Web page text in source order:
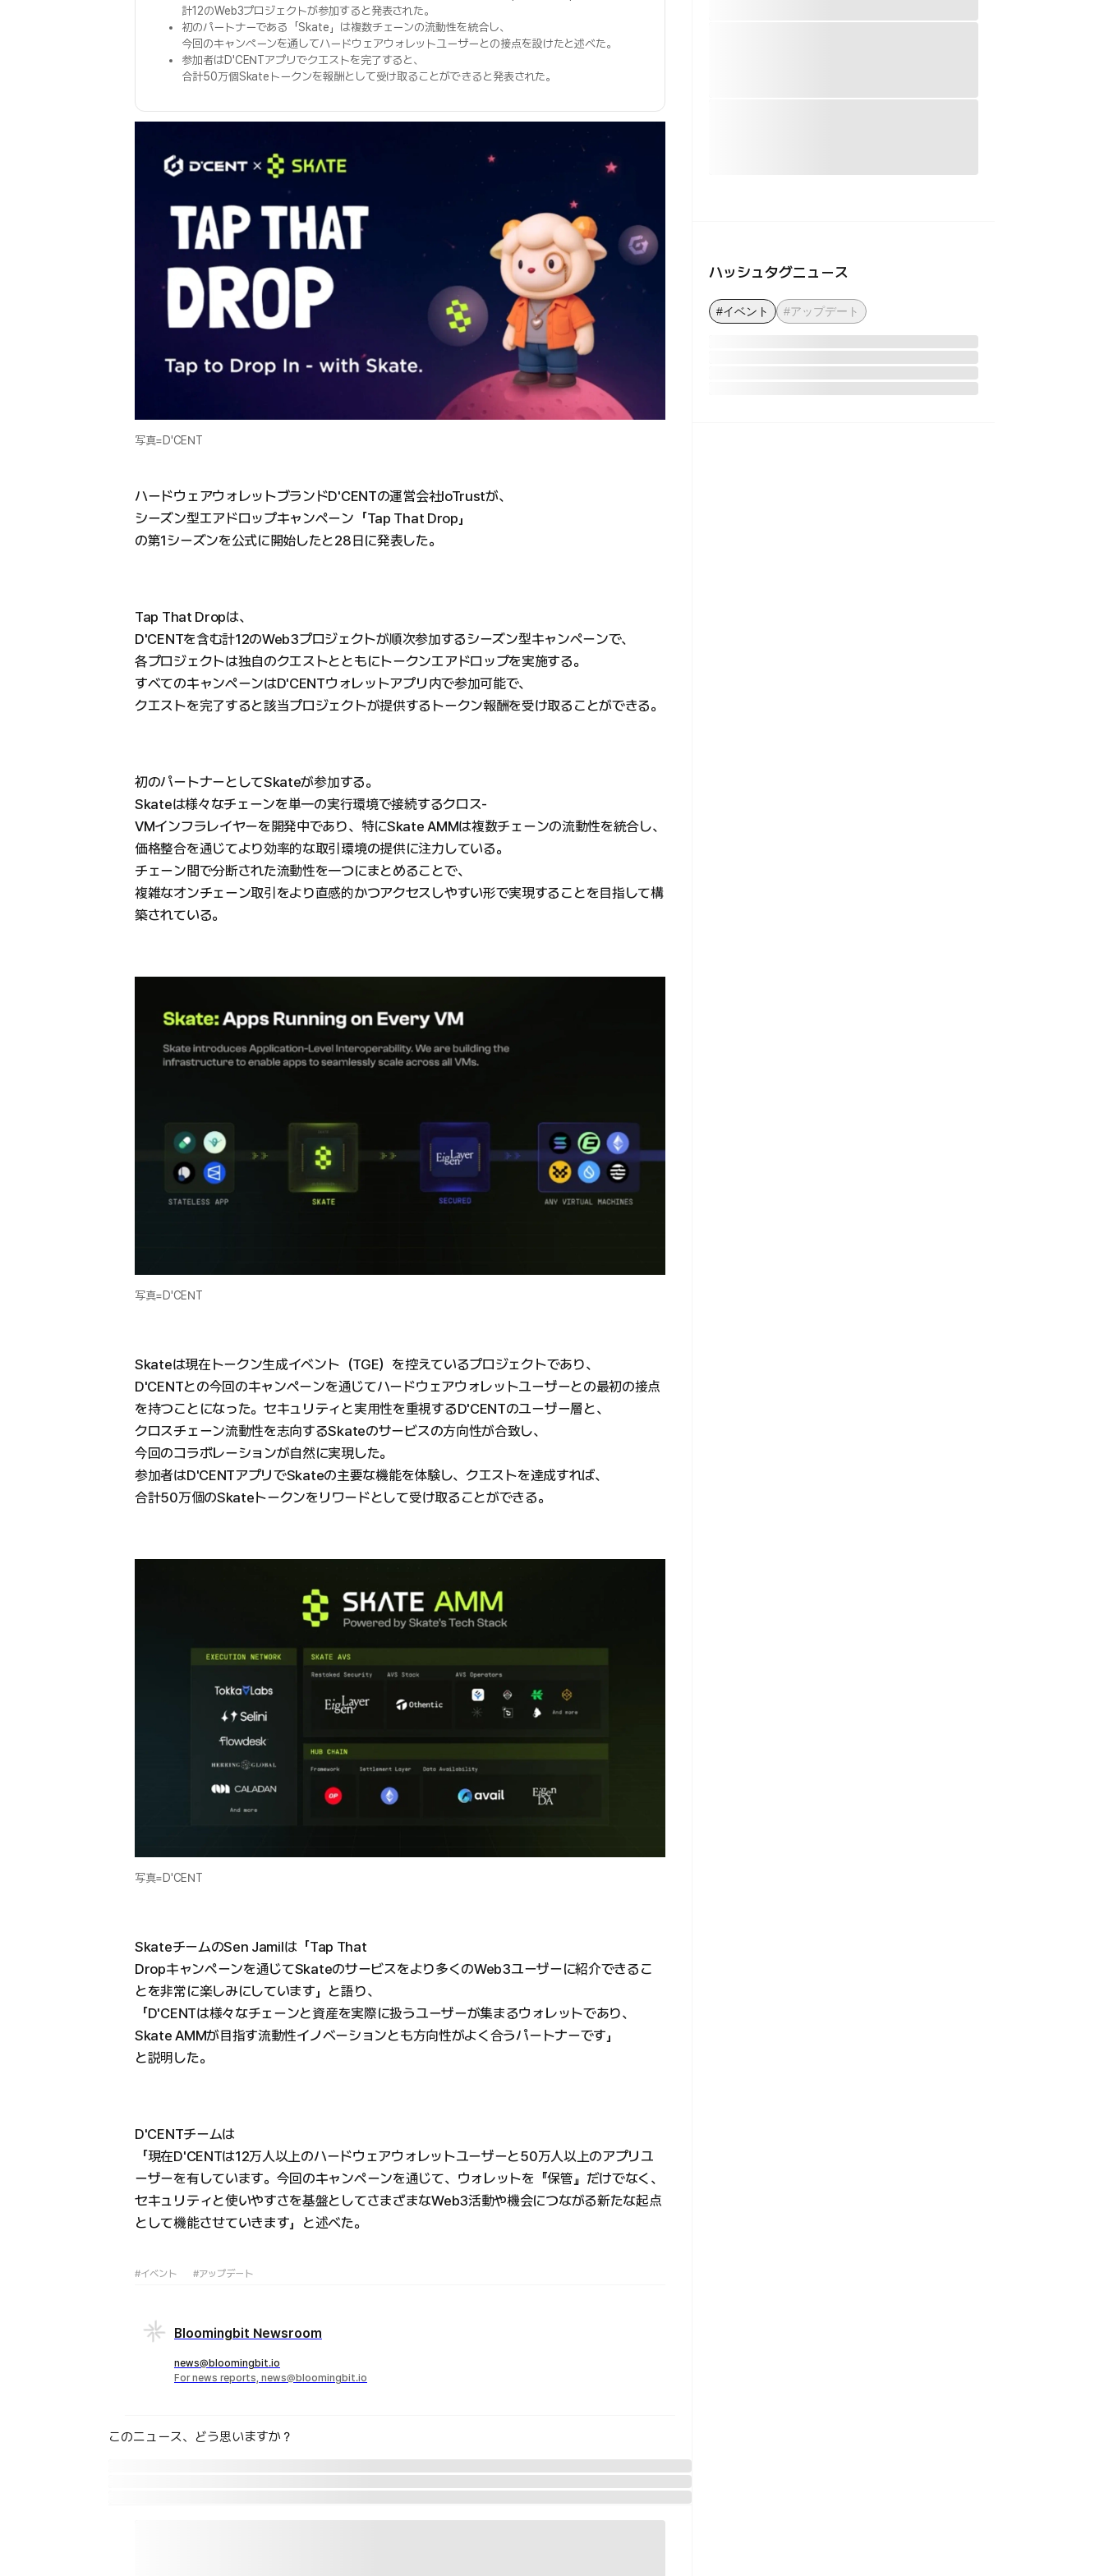
計12のWeb3プロジェクトが参加すると発表された。
初のパートナーである「Skate」は複数チェーンの流動性を統合し、
今回のキャンペーンを通してハードウェアウォレットユーザーとの接点を設けたと述べた。
参加者はD'CENTアプリでクエストを完了すると、
合計50万個Skateトークンを報酬として受け取ることができると発表された。
写真=D'CENT
ハードウェアウォレットブランドD'CENTの運営会社IoTrustが、
シーズン型エアドロップキャンペーン「Tap That Drop」
の第1シーズンを公式に開始したと28日に発表した。
Tap That Dropは、
D'CENTを含む計12のWeb3プロジェクトが順次参加するシーズン型キャンペーンで、
各プロジェクトは独自のクエストとともにトークンエアドロップを実施する。
すべてのキャンペーンはD'CENTウォレットアプリ内で参加可能で、
クエストを完了すると該当プロジェクトが提供するトークン報酬を受け取ることができる。
初のパートナーとしてSkateが参加する。
Skateは様々なチェーンを単一の実行環境で接続するクロス-
VMインフラレイヤーを開発中であり、特にSkate AMMは複数チェーンの流動性を統合し、
価格整合を通じてより効率的な取引環境の提供に注力している。
チェーン間で分断された流動性を一つにまとめることで、
複雑なオンチェーン取引をより直感的かつアクセスしやすい形で実現することを目指して構
築されている。
写真=D'CENT
Skateは現在トークン生成イベント（TGE）を控えているプロジェクトであり、
D'CENTとの今回のキャンペーンを通じてハードウェアウォレットユーザーとの最初の接点
を持つことになった。セキュリティと実用性を重視するD'CENTのユーザー層と、
クロスチェーン流動性を志向するSkateのサービスの方向性が合致し、
今回のコラボレーションが自然に実現した。
参加者はD'CENTアプリでSkateの主要な機能を体験し、クエストを達成すれば、
合計50万個のSkateトークンをリワードとして受け取ることができる。
写真=D'CENT
SkateチームのSen Jamilは「Tap That
Dropキャンペーンを通じてSkateのサービスをより多くのWeb3ユーザーに紹介できるこ
とを非常に楽しみにしています」と語り、
「D'CENTは様々なチェーンと資産を実際に扱うユーザーが集まるウォレットであり、
Skate AMMが目指す流動性イノベーションとも方向性がよく合うパートナーです」
と説明した。
D'CENTチームは
「現在D'CENTは12万人以上のハードウェアウォレットユーザーと50万人以上のアプリユ
ーザーを有しています。今回のキャンペーンを通じて、ウォレットを『保管』だけでなく、
セキュリティと使いやすさを基盤としてさまざまなWeb3活動や機会につながる新たな起点
として機能させていきます」と述べた。
#イベント #アップデート
Bloomingbit Newsroom
news@bloomingbit.io
For news reports, news@bloomingbit.io
このニュース、どう思いますか？
ハッシュタグニュース
#イベント #アップデート